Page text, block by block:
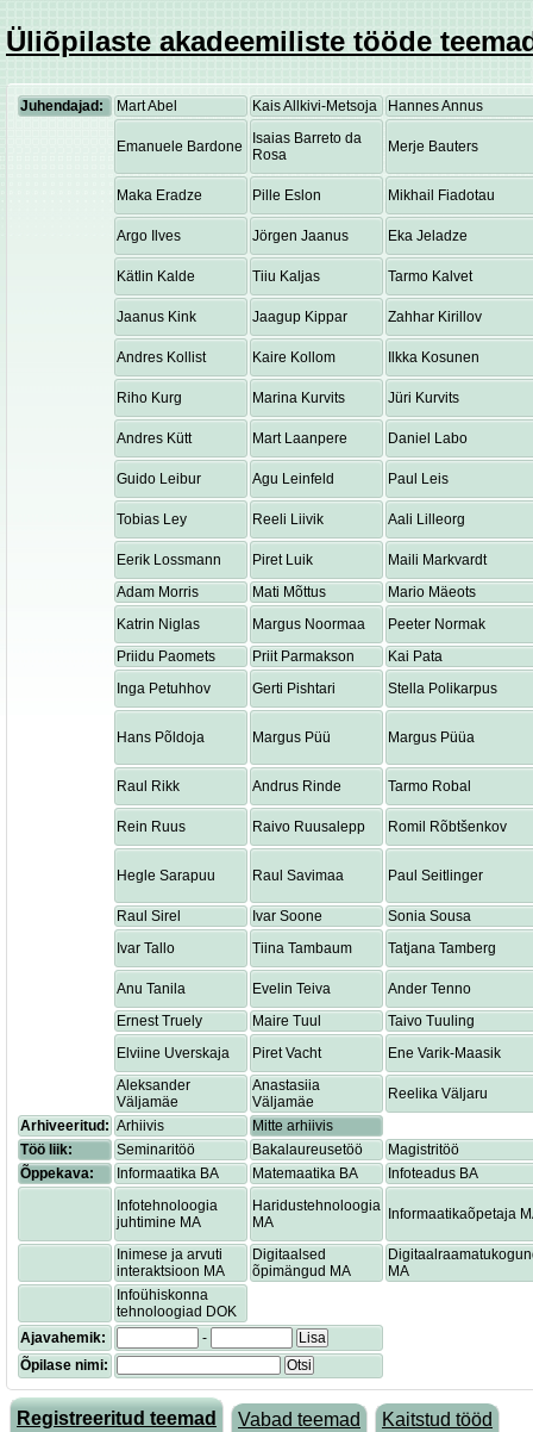
Üliõpilaste akadeemiliste tööde
Juhendajad: Mart Abel Kais Allkivi-Metsoja Hannes Annus
Emanuele Bardone
Isaias Barreto da
Rosa
Merje Bauters
Maka Eradze Pille Eslon Mikhail Fiadotau
Argo Ilves Jörgen Jaanus Eka Jeladze
Kätlin Kalde Tiiu Kaljas Tarmo Kalvet
Jaanus Kink Jaagup Kippar Zahhar Kirillov
Andres Kollist Kaire Kollom Ilkka Kosunen
Riho Kurg Marina Kurvits Jüri Kurvits
Andres Kütt Mart Laanpere Daniel Labo
Guido Leibur Agu Leinfeld Paul Leis
Tobias Ley Reeli Liivik Aali Lilleorg
Eerik Lossmann Piret Luik
Maili Markvardt
Adam Morris
Mati Mõttus
Mario Mäeots
Katrin Niglas
Margus Noormaa
Peeter Normak
Priidu Paomets
Priit Parmakson
Kai Pata
Inga Petuhhov
Gerti Pishtari Stella Polikarpus
Hans Põldoja Margus Püü Margus Püüa
Raul Rikk Andrus Rinde Tarmo Robal
Rein Ruus Raivo Ruusalepp Romil Rõbtšenkov
Hegle Sarapuu Raul Savimaa Paul Seitlinger
Raul Sirel Ivar Soone
Sonia Sousa
Ivar Tallo
Tiina Tambaum Tatjana Tamberg
Anu Tanila Evelin Teiva
Ander Tenno
Ernest Truely
Maire Tuul
Taivo Tuuling
Elviine Uverskaja
Piret Vacht
Ene Varik-Maasik
Aleksander
Väljamäe
Anastasiia
Väljamäe
Reelika Väljaru
Arhiveeritud: Arhiivis
Mitte arhiivis
Töö liik:
Seminaritöö Bakalaureusetöö
Magistritöö
Õppekava:
Informaatika BA Matemaatika BA
Infoteadus BA
Infotehnoloogia
juhtimine MA
Haridustehnoloogia
MA
Informaatikaõpetaja
Inimese ja arvuti
interaktsioon MA
Digitaalsed
õpimängud MA
MA
Infoühiskonna
tehnoloogiad DOK
Ajavahemik:
-
Lisa
Õpilase nimi:
Otsi
Registreeritud teemad Vabad teemad Kaitstud tööd